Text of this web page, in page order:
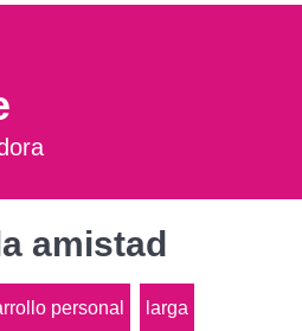
amistad
personal larga